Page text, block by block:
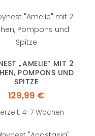
„AMELIE“ MIT 2
POMPONS UND
SPITZE
129,99 €
4-7 Wochen